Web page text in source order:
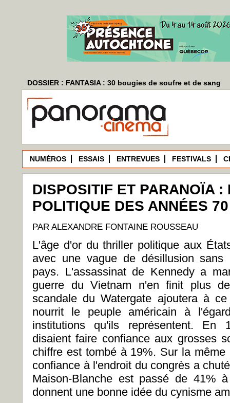
DOSSIER : FANTASIA : 30 bougies de soufre et de sang
NUMÉROS ESSAIS ENTREVUES FESTIVALS
DISPOSITIF ET PARANOÏA :
POLITIQUE DES ANNÉES 70
PAR ALEXANDRE FONTAINE ROUSSEAU
L'âge d'or du thriller politique aux
avec une vague de désillusion sans
pays. L'assassinat de Kennedy a
guerre du Vietnam n'en finit plus
scandale du Watergate ajoutera à
nourrit le peuple américain à
institutions qu'ils représentent. En
disaient faire confiance aux grosses
chiffre est tombé à 19%. Sur la
confiance à l'endroit du congrès a
Maison-Blanche est passé de 41%
donnent une bonne idée du cynisme